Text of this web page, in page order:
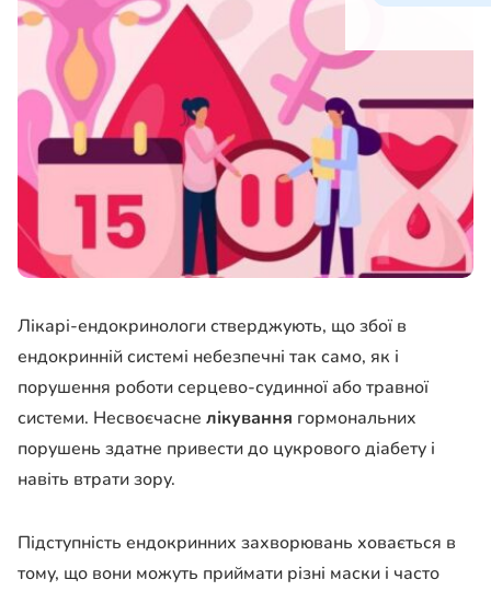
Лікарі-ендокринологи стверджують, що збої в
ендокринній системі небезпечні так само, як і
порушення роботи серцево-судинної або травної
системи. Несвоєчасне лікування гормональних
порушень здатне привести до цукрового діабету і
навіть втрати зору.
Підступність ендокринних захворювань ховається в
тому, що вони можуть приймати різні маски і часто